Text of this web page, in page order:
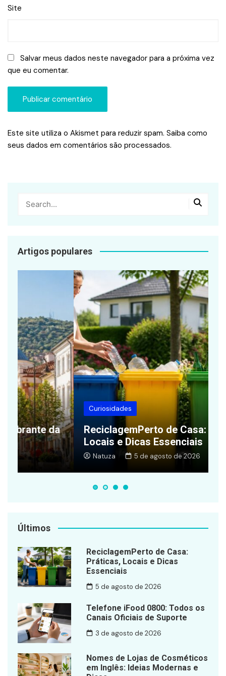
Site
Salvar meus dados neste navegador para a próxima vez
que eu comentar.
Este site utiliza o Akismet para reduzir spam. Saiba como
seus dados em comentários são processados.
Artigos populares
Curiosidades
ReciclagemPerto de Casa: Práticas,
Locais e Dicas Essenciais
Natuza 5 de agosto de 2026
Últimos
ReciclagemPerto de Casa:
Práticas, Locais e Dicas
Essenciais
5 de agosto de 2026
Telefone iFood 0800: Todos os
Canais Oficiais de Suporte
3 de agosto de 2026
Nomes de Lojas de Cosméticos
em Inglês: Ideias Modernas e